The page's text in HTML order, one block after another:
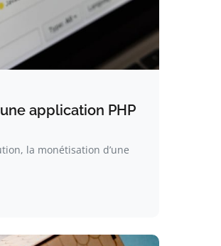
application PHP
la monétisation d’une